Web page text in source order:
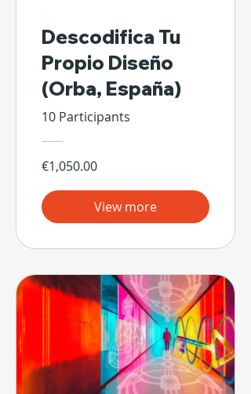
Descodifica Tu
Propio Diseño
(Orba, España)
10 Participants
€1,050.00
View more